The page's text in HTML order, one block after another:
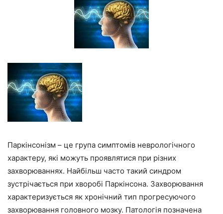
Паркінсонізм – це група симптомів неврологічного
характеру, які можуть проявлятися при різних
захворюваннях. Найбільш часто такий синдром
зустрічається при хворобі Паркінсона. Захворювання
характеризується як хронічний тип прогресуючого
захворювання головного мозку. Патологія позначена